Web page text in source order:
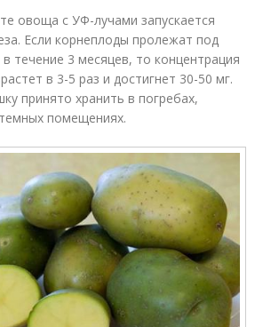
овоща с УФ-лучами запускается
Если корнеплоды пролежат под
течение 3 месяцев, то концентрация
в 3-5 раз и достигнет 30-50 мг.
принято хранить в погребах,
помещениях.